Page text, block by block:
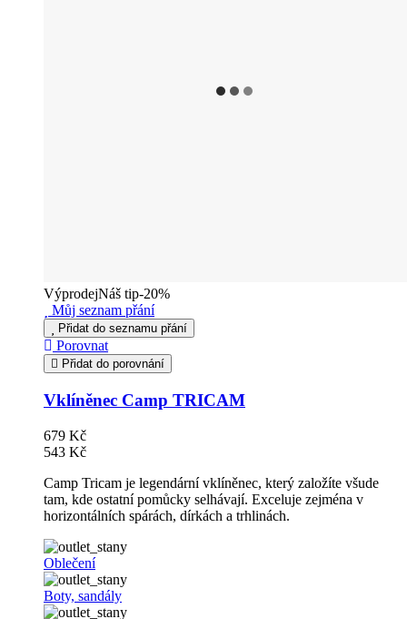
VýprodejNáš tip-20%
Můj seznam přání
Přidat do seznamu přání
Porovnat
Přidat do porovnání
Vklíněnec Camp TRICAM
679 Kč
543 Kč
Camp Tricam je legendární vklíněnec, který založíte všude
tam, kde ostatní pomůcky selhávají. Exceluje zejména v
horizontálních spárách, dírkách a trhlinách.
Oblečení
Boty, sandály